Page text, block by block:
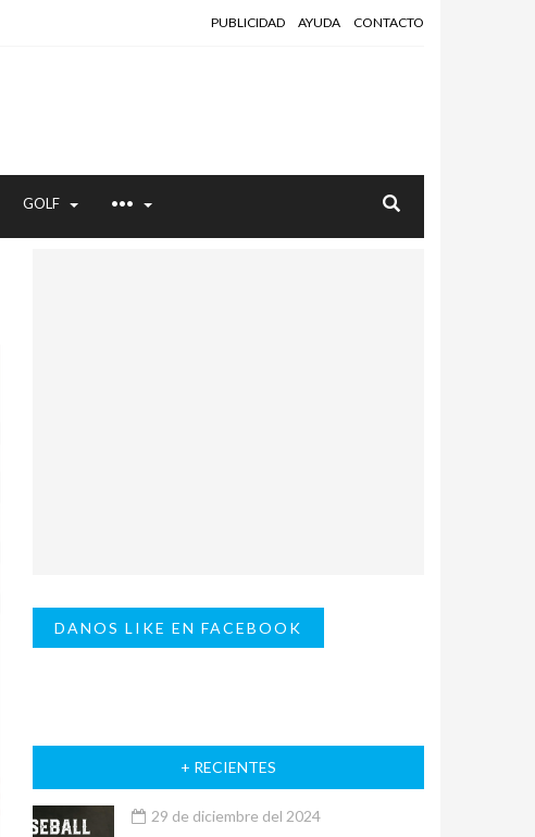
PUBLICIDAD AYUDA CONTACTO
GOLF •••
DANOS LIKE EN FACEBOOK
+ RECIENTES
29 de diciembre del 2024